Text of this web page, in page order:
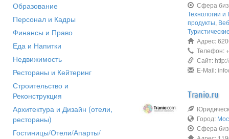
Образование
Персонал и Кадры
Финансы и Право
Еда и Напитки
Недвижимость
Рестораны и Кейтеринг
Строительство и
Реконструкция
Архитектура и Дизайн (отели,
рестораны)
Гостиницы/Отели/Апарты/
Сфера
Технологии и
продукты,
Адрес:
Телефон:
Сайт:
E-Mail:
Tranio.ru
Город:
Сфера